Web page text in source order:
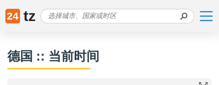
24 tz
德国 :: 当前时间